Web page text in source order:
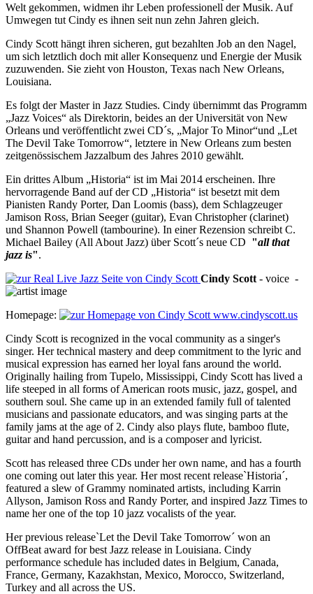
Welt gekommen, widmen ihr Leben professionell der Musik. Auf
Umwegen tut Cindy es ihnen seit nun zehn Jahren gleich.
Cindy Scott hängt ihren sicheren, gut bezahlten Job an den Nagel,
um sich letztlich doch mit aller Konsequenz und Energie der Musik
zuzuwenden. Sie zieht von Houston, Texas nach New Orleans,
Louisiana.
Es folgt der Master in Jazz Studies. Cindy übernimmt das Programm
„Jazz Voices“ als Direktorin, beides an der Universität von New
Orleans und veröffentlicht zwei CD´s, „Major To Minor“und „Let
The Devil Take Tomorrow“, letztere in New Orleans zum besten
zeitgenössischem Jazzalbum des Jahres 2010 gewählt.
Ein drittes Album „Historia“ ist im Mai 2014 erscheinen. Ihre
hervorragende Band auf der CD „Historia“ ist besetzt mit dem
Pianisten Randy Porter, Dan Loomis (bass), dem Schlagzeuger
Jamison Ross, Brian Seeger (guitar), Evan Christopher (clarinet)
und Shannon Powell (tambourine). In einer Rezension schreibt C.
Michael Bailey (All About Jazz) über Scott´s neue CD "all that
jazz is".
Cindy Scott - voice -
Homepage:
www.cindyscott.us
Cindy Scott is recognized in the vocal community as a singer's
singer. Her technical mastery and deep commitment to the lyric and
musical expression has earned her loyal fans around the world.
Originally hailing from Tupelo, Mississippi, Cindy Scott has lived a
life steeped in all forms of American roots music, jazz, gospel, and
southern soul. She came up in an extended family full of talented
musicians and passionate educators, and was singing parts at the
family jams at the age of 2. Cindy also plays flute, bamboo flute,
guitar and hand percussion, and is a composer and lyricist.
Scott has released three CDs under her own name, and has a fourth
one coming out later this year. Her most recent release`Historia´,
featured a slew of Grammy nominated artists, including Karrin
Allyson, Jamison Ross and Randy Porter, and inspired Jazz Times to
name her one of the top 10 jazz vocalists of the year.
Her previous release`Let the Devil Take Tomorrow´ won an
OffBeat award for best Jazz release in Louisiana. Cindy
performance schedule has included dates in Belgium, Canada,
France, Germany, Kazakhstan, Mexico, Morocco, Switzerland,
Turkey and all across the US.